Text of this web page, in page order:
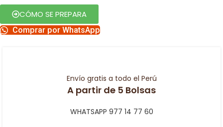
CÓMO SE PREPARA
Comprar por WhatsApp
Envío gratis a todo el Perú
A partir de 5 Bolsas
WHATSAPP 977 14 77 60